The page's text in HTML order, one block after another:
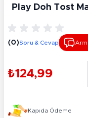
Play Doh Tost
(0)Soru & Cevap
₺124,99
Kapıda Ödeme